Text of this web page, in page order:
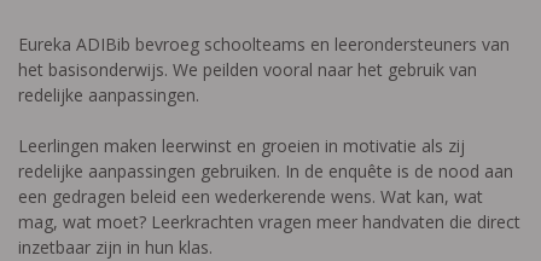
Eureka ADIBib bevroeg schoolteams en leerondersteuners van
het basisonderwijs. We peilden vooral naar het gebruik van
redelijke aanpassingen.
Leerlingen maken leerwinst en groeien in motivatie als zij
redelijke aanpassingen gebruiken. In de enquête is de nood aan
een gedragen beleid een wederkerende wens. Wat kan, wat
mag, wat moet? Leerkrachten vragen meer handvaten die direct
inzetbaar zijn in hun klas.